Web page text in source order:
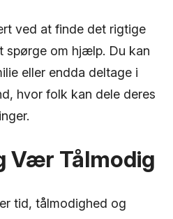
ved at finde det rigtige
spørge om hjælp. Du kan
eller endda deltage i
hvor folk kan dele deres
Vær Tålmodig
tid, tålmodighed og